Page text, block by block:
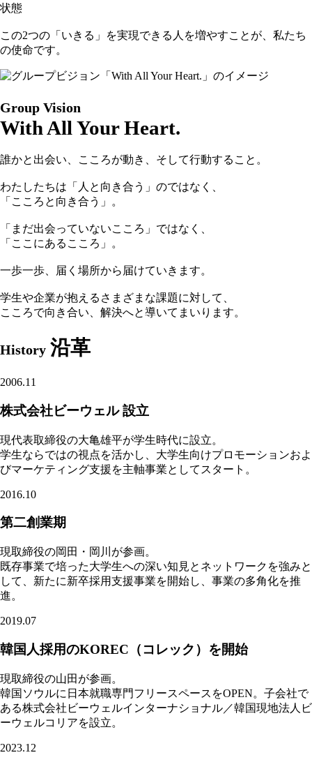
状態
この2つの「いきる」を実現できる人を増やすことが、私たち
の使命です。
Group Vision
With All Your Heart.
誰かと出会い、こころが動き、そして行動すること。
わたしたちは「人と向き合う」のではなく、
「こころと向き合う」。
「まだ出会っていないこころ」ではなく、
「ここにあるこころ」。
一歩一歩、届く場所から届けていきます。
学生や企業が抱えるさまざまな課題に対して、
こころで向き合い、解決へと導いてまいります。
History 沿革
2006.11
株式会社ビーウェル 設立
現代表取締役の大亀雄平が学生時代に設立。
学生ならではの視点を活かし、大学生向けプロモーションおよ
びマーケティング支援を主軸事業としてスタート。
2016.10
第二創業期
現取締役の岡田・岡川が参画。
既存事業で培った大学生への深い知見とネットワークを強みと
して、新たに新卒採用支援事業を開始し、事業の多角化を推
進。
2019.07
韓国人採用のKOREC （コレック）を開始
現取締役の山田が参画。
韓国ソウルに日本就職専門フリースペースをOPEN。子会社で
ある株式会社ビーウェルインターナショナル／韓国現地法人ビ
ーウェルコリアを設立。
2023.12